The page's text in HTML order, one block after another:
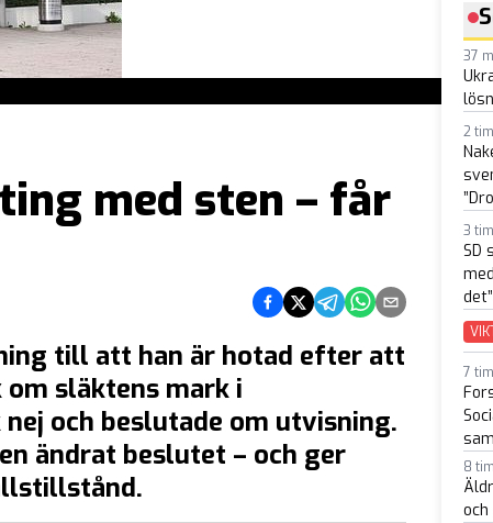
med sten – får
Dela på Facebook
Dela på Twitter
Dela på Telegram
Dela på Whatsapp
Dela via e-post
till att han är hotad efter att
släktens mark i
och beslutade om utvisning.
ändrat beslutet – och ger
37
2
3
SD
det”
7
8